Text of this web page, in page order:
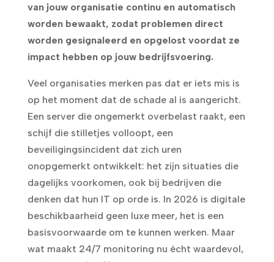
van jouw organisatie continu en automatisch
worden bewaakt, zodat problemen direct
worden gesignaleerd en opgelost voordat ze
impact hebben op jouw bedrijfsvoering.
Veel organisaties merken pas dat er iets mis is
op het moment dat de schade al is aangericht.
Een server die ongemerkt overbelast raakt, een
schijf die stilletjes volloopt, een
beveiligingsincident dat zich uren
onopgemerkt ontwikkelt: het zijn situaties die
dagelijks voorkomen, ook bij bedrijven die
denken dat hun IT op orde is. In 2026 is digitale
beschikbaarheid geen luxe meer, het is een
basisvoorwaarde om te kunnen werken. Maar
wat maakt 24/7 monitoring nu écht waardevol,